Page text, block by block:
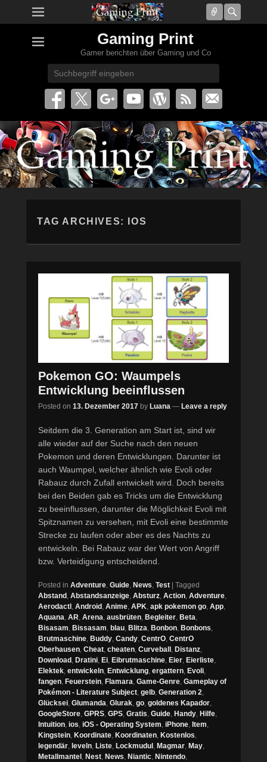
Connect
Gaming Print
Gamer berichten über Gaming und Co
TAG ARCHIVES: IOS
Pokemon GO: Waumpels
Entwicklung beeinflussen
Posted on 13. Dezember 2017 by Luana — Leave a reply
Seitdem die 3. Generation am Start ist, sind wir
alle wieder auf der Suche nach den neuen
Pokemon und deren Entwicklungen. Darunter ist
auch Waumpel, welcher ähnlich wie Evoli oder
Rabauz durch Zufall entwickelt wird. Doch bereits
bei den Beiden gab es Tricks um die Entwicklung
zu beeinflussen, darunter die Möglichkeit Evoli mit
Spitznamen zu versehen, mit Evoli eine bestimmte
Strecke zu laufen oder aber es des Nachts zu
entwickeln. Bei Rabauz war der Wert von Angriff
bzw. Verteidigung entscheidend.
Posted in Adventure, Guide, News, Test
Tagged
Abstand , Abstandsanzeige, Absturz, Action, Adventure,
Aerodactl , Android , Anime, APK, apk pokemon go, App,
Aquana, AR, Arena, ausbrüten, Begleiter, Beta,
Bisasam, Bissasam, blau, Blitza, Bonbon, Bonbons,
Brutmaschine, Buddy, Candy, CentrO, CentrO
Oberhausen, Cheat, cheaten, Curveball , Distanz,
Download , Dratini, Ei, Eibrutmaschine, Eier, Eierliste,
Elektek, entwickeln, Entwicklung, ergattern, Evoli,
fangen, Feuerstein, Flamara, Game-Genre, Gameplay of
Pokémon - Literature Subject, gelb, Generation 2,
Glücksei, Glumanda, Glurak, go, goldenes Kapador,
GoogleStore, GPRS, GPS, Gratis, Guide, Handy, Hilfe,
Intuition, ios, iOS - Operating System, iPhone, Item,
Kingstein, Koordinate, Koordinaten, Kostenlos,
legendär, leveln, Liste, Lockmudul , Magmar, May,
Metallmantel , Nest, News, Niantic, Nintendo,